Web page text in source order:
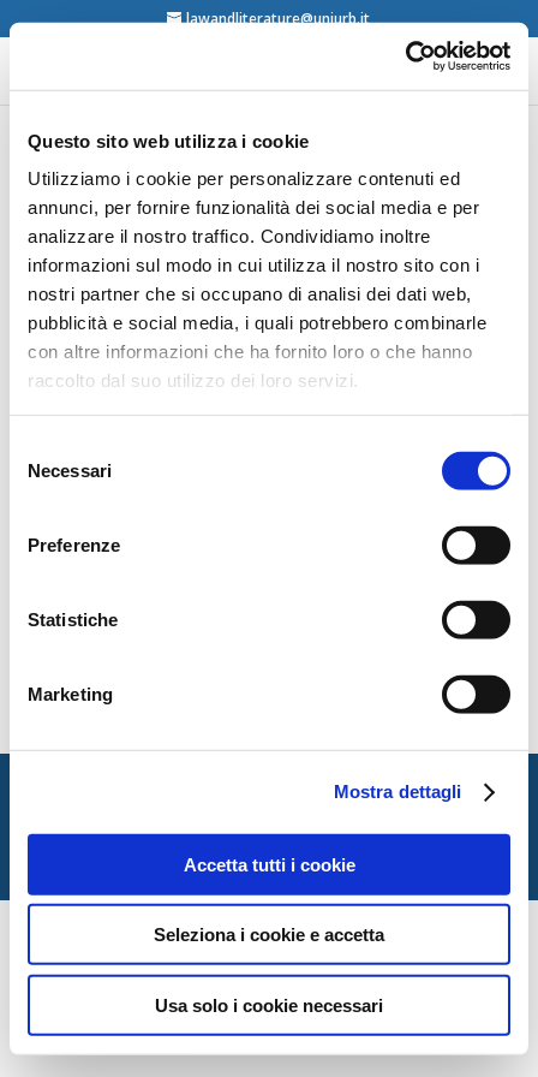
Questo sito web utilizza i cookie
Utilizziamo i cookie per personalizzare contenuti ed
annunci, per fornire funzionalità dei social media e per
analizzare il nostro traffico. Condividiamo inoltre
informazioni sul modo in cui utilizza il nostro sito con i
nostri partner che si occupano di analisi dei dati web,
pubblicità e social media, i quali potrebbero combinarle
con altre informazioni che ha fornito loro o che hanno
raccolto dal suo utilizzo dei loro servizi.
delNecessari
Preferenze
Statistiche
Marketing
Mostra dettagli
Accetta tutti i cookie
Seleziona i cookie e accetta
Usa solo i cookie necessari
lawandliterature@uniurb.it
José Calvo González, La
destreza de Judith.
Estudios de Cultura
literaria del Derecho,
Editorial Comares,
Granada, 2018
Italian Society for Law and Literature
di Urbino Carlo Bo
Via Matteotti, 1 — Urbino PU